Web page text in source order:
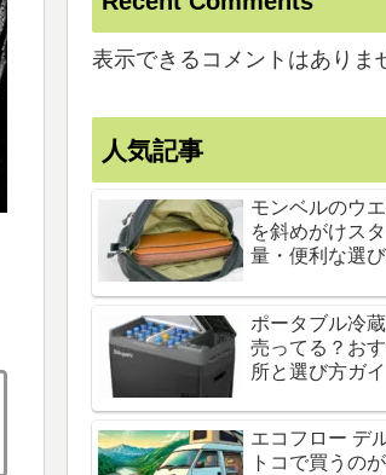
表示できるコメントはありま
人気記事
モンベルのウ
を斜めがけス
量・便利な選
ポータブル冷
売ってる？お
所と選び方ガ
エコフロー デ
トコで買うの